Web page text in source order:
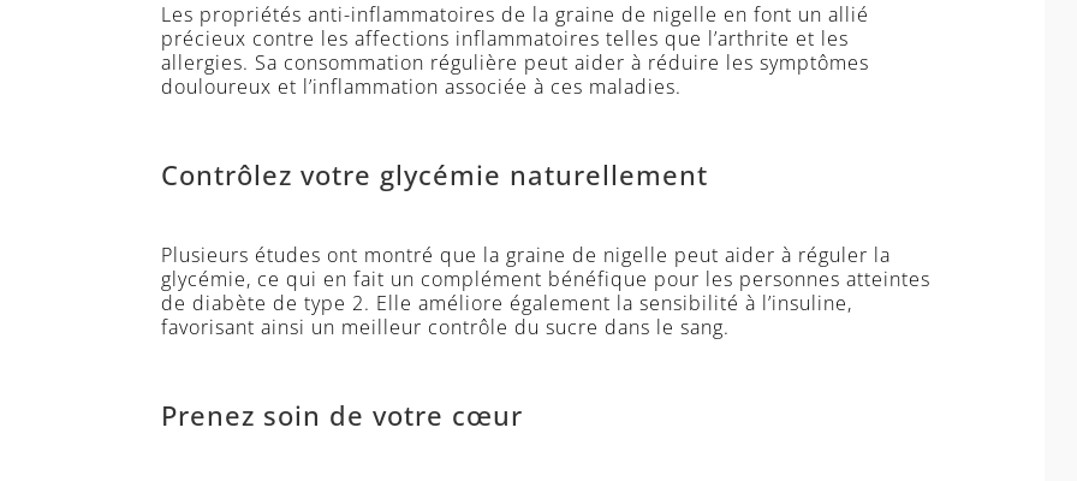
Les propriétés anti-inflammatoires de la graine de nigelle en font un allié
précieux contre les affections inflammatoires telles que l’arthrite et les
allergies. Sa consommation régulière peut aider à réduire les symptômes
douloureux et l’inflammation associée à ces maladies.
Contrôlez votre glycémie naturellement
Plusieurs études ont montré que la graine de nigelle peut aider à réguler la
glycémie, ce qui en fait un complément bénéfique pour les personnes atteintes
de diabète de type 2. Elle améliore également la sensibilité à l’insuline,
favorisant ainsi un meilleur contrôle du sucre dans le sang.
Prenez soin de votre cœur